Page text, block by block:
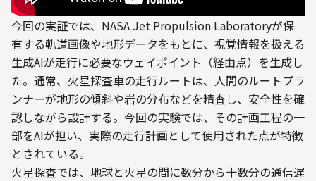
今回の実証では、NASA Jet Propulsion Laboratoryが保
有する軌道画像や地形データをもとに、視覚情報を扱える
生成AIが走行に必要なウェイポイント（経由点）を生成し
た。通常、火星探査車の走行ルートは、人間のルートプラ
ンナーが地形の傾斜や岩の分布などを精査し、安全性を確
認しながら設計する。今回の実験では、その計画工程の一
部をAIが担い、実際の走行計画として使用された点が特徴
とされている。
火星探査では、地球と火星の間に数分から十数分の通信遅